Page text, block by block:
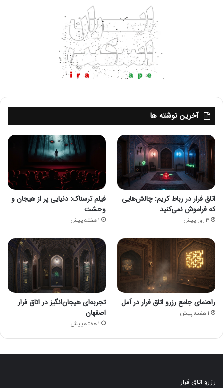
در جدول زیر امتیازات کسب سطح پنجم به طور کامل نمایش داده
امید داریم تا تمامی بازیسازان عزیز با رعایت کلیه موارد مندرج در
سطح بندی ها، بتوانند ارائه ای بی نظیر و تجربه ای عالی برای
آخرین نوشته ها
اتاق فرار در رباط کریم: چالش‌هایی
که فراموش نمی‌کنید
3 روز پیش
فیلم ترسناک: دنیایی پر از هیجان و
وحشت
1 هفته پیش
راهنمای جامع رزرو اتاق فرار در آمل
1 هفته پیش
تجربه‌ای هیجان‌انگیز در اتاق فرار
اصفهان
1 هفته پیش
رزرو اتاق فرار